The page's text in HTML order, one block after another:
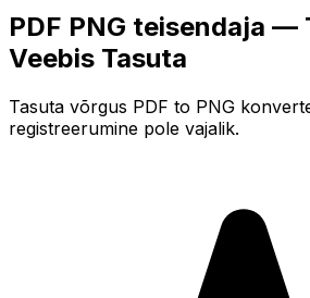
PDF PNG teisendaja —
Veebis Tasuta
Tasuta võrgus PDF to PNG
registreerumine pole vajalik.